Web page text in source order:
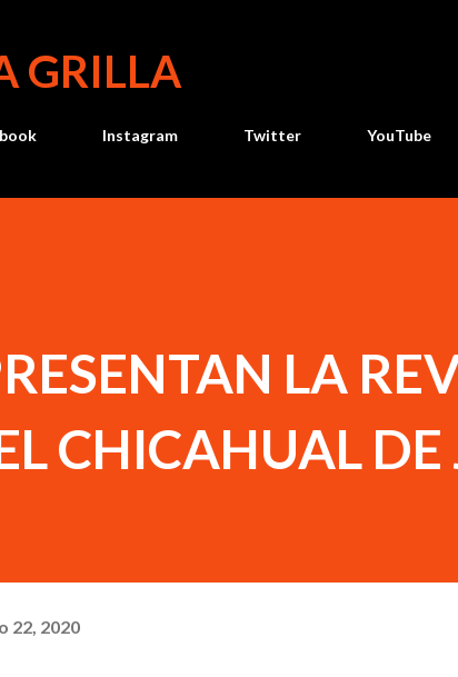
GRILLA
Instagram Twitter YouTube
LA
CHICAHUAL
22, 2020